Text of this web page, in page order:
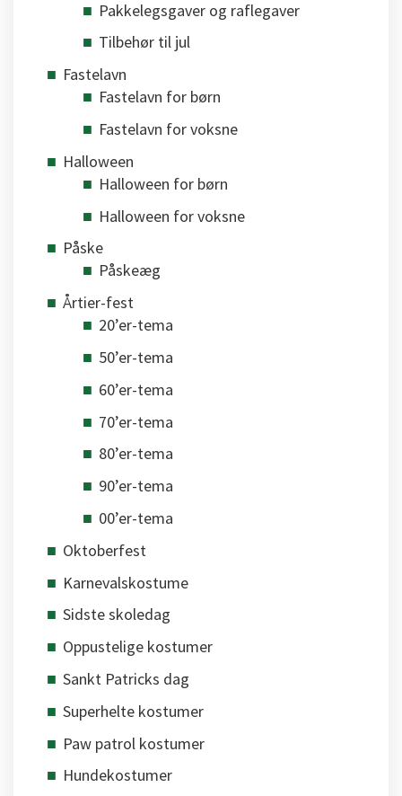
Pakkelegsgaver og raflegaver
Tilbehør til jul
Fastelavn
Fastelavn for børn
Fastelavn for voksne
Halloween
Halloween for børn
Halloween for voksne
Påske
Påskeæg
Årtier-fest
20’er-tema
50’er-tema
60’er-tema
70’er-tema
80’er-tema
90’er-tema
00’er-tema
Oktoberfest
Karnevalskostume
Sidste skoledag
Oppustelige kostumer
Sankt Patricks dag
Superhelte kostumer
Paw patrol kostumer
Hundekostumer